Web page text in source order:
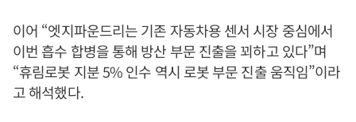
이어 “엣지파운드리는 기존 자동차용 센서 시장 중심에서
이번 흡수 합병을 통해 방산 부문 진출을 꾀하고 있다”며
“휴림로봇 지분 5% 인수 역시 로봇 부문 진출 움직임”이라
고 해석했다.